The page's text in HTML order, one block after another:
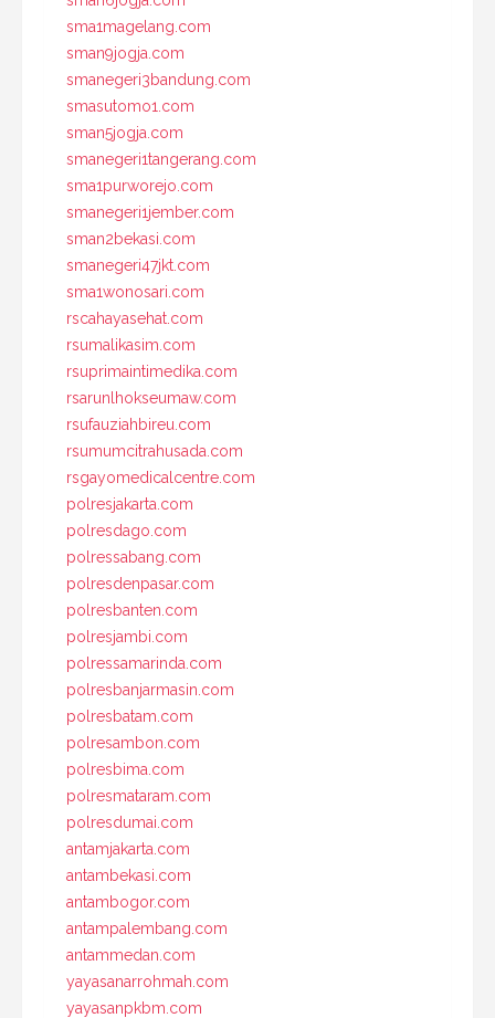
sma1magelang.com
sman9jogja.com
smanegeri3bandung.com
smasutomo1.com
sman5jogja.com
smanegeri1tangerang.com
sma1purworejo.com
smanegeri1jember.com
sman2bekasi.com
smanegeri47jkt.com
sma1wonosari.com
rscahayasehat.com
rsumalikasim.com
rsuprimaintimedika.com
rsarunlhokseumaw.com
rsufauziahbireu.com
rsumumcitrahusada.com
rsgayomedicalcentre.com
polresjakarta.com
polresdago.com
polressabang.com
polresdenpasar.com
polresbanten.com
polresjambi.com
polressamarinda.com
polresbanjarmasin.com
polresbatam.com
polresambon.com
polresbima.com
polresmataram.com
polresdumai.com
antamjakarta.com
antambekasi.com
antambogor.com
antampalembang.com
antammedan.com
yayasanarrohmah.com
yayasanpkbm.com